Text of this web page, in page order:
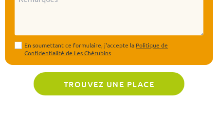
En soumettant ce formulaire, j'accepte la Politique de
Confidentialité de Les Chérubins